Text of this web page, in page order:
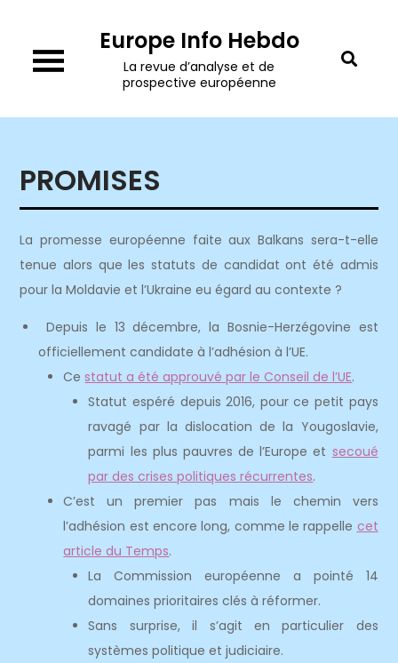
content
Europe Info Hebdo
La revue d’analyse et de
prospective européenne
PROMISES
La promesse européenne faite aux Balkans sera-t-elle
tenue alors que les statuts de candidat ont été admis
pour la Moldavie et l’Ukraine eu égard au contexte ?
Depuis le 13 décembre, la Bosnie-Herzégovine est
officiellement candidate à l’adhésion à l’UE.
Ce statut a été approuvé par le Conseil de l’UE.
Statut espéré depuis 2016, pour ce petit pays
ravagé par la dislocation de la Yougoslavie,
parmi les plus pauvres de l’Europe et secoué
par des crises politiques récurrentes.
C’est un premier pas mais le chemin vers
l’adhésion est encore long, comme le rappelle cet
article du Temps.
La Commission européenne a pointé 14
domaines prioritaires clés à réformer.
Sans surprise, il s’agit en particulier des
systèmes politique et judiciaire.